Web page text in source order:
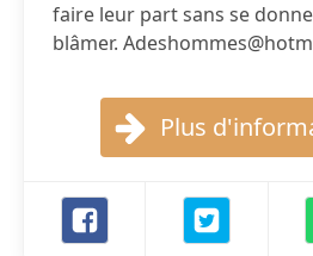
faire leur part sans se
blâmer.
Plus